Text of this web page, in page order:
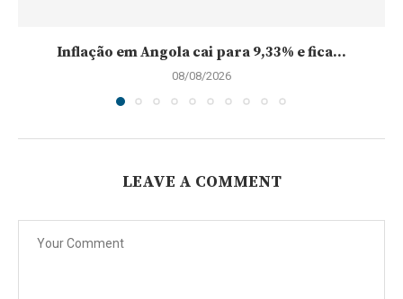
Inflação em Angola cai para 9,33% e fica...
08/08/2026
LEAVE A COMMENT